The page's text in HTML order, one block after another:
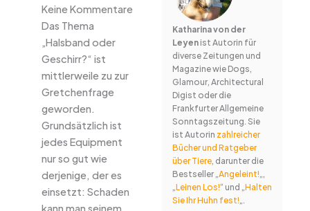
Keine Kommentare
Das Thema
„Halsband oder
Geschirr?“ ist
mittlerweile zu zur
Gretchenfrage
geworden.
Grundsätzlich ist
jedes Equipment
nur so gut wie
derjenige, der es
einsetzt: Schaden
kann man seinem
Katharina von der
Leyenist Autorin für
diverse Zeitungen und
Magazine wie Dogs,
Glamour, Architectural
Digist oder die
Frankfurter Allgemeine
Sonntagszeitung. Sie
ist Autorin zahlreicher
Bücher und Ratgeber
über Tiere, darunter die
Bestseller „Angeleint!„,
„Leinen Los!“ und „Halten
Sie Ihr Huhn fest!„.